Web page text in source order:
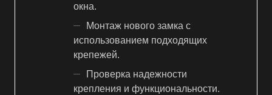
окна.
Монтаж нового замка с
использованием подходящих
крепежей.
Проверка надежности
крепления и функциональности.